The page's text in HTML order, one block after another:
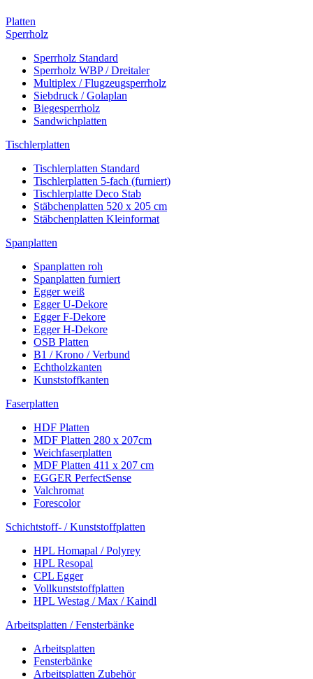
Platten
Sperrholz
Sperrholz Standard
Sperrholz WBP / Dreitaler
Multiplex / Flugzeugsperrholz
Siebdruck / Golaplan
Biegesperrholz
Sandwichplatten
Tischlerplatten
Tischlerplatten Standard
Tischlerplatten 5-fach (furniert)
Tischlerplatte Deco Stab
Stäbchenplatten 520 x 205 cm
Stäbchenplatten Kleinformat
Spanplatten
Spanplatten roh
Spanplatten furniert
Egger weiß
Egger U-Dekore
Egger F-Dekore
Egger H-Dekore
OSB Platten
B1 / Krono / Verbund
Echtholzkanten
Kunststoffkanten
Faserplatten
HDF Platten
MDF Platten 280 x 207cm
Weichfaserplatten
MDF Platten 411 x 207 cm
EGGER PerfectSense
Valchromat
Forescolor
Schichtstoff- / Kunststoffplatten
HPL Homapal / Polyrey
HPL Resopal
CPL Egger
Vollkunststoffplatten
HPL Westag / Max / Kaindl
Arbeitsplatten / Fensterbänke
Arbeitsplatten
Fensterbänke
Arbeitsplatten Zubehör